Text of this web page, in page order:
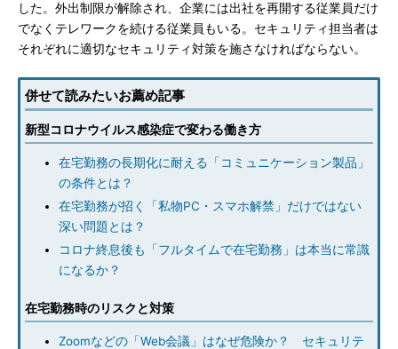
した。外出制限が解除され、企業には出社を再開する従業員だけ
でなくテレワークを続ける従業員もいる。セキュリティ担当者は
それぞれに適切なセキュリティ対策を施さなければならない。
併せて読みたいお薦め記事
新型コロナウイルス感染症で変わる働き方
在宅勤務の長期化に耐える「コミュニケーション製品」
の条件とは？
在宅勤務が招く「私物PC・スマホ解禁」だけではない
深い問題とは？
コロナ終息後も「フルタイムで在宅勤務」は本当に常識
になるか？
在宅勤務時のリスクと対策
Zoomなどの「Web会議」はなぜ危険か？ セキュリテ